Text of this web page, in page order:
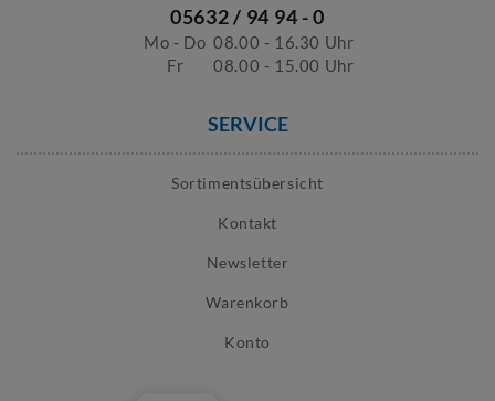
05632 / 94 94 - 0
Mo - Do 08.00 - 16.30 Uhr
Fr
08.00 - 15.00 Uhr
SERVICE
Sortimentsübersicht
Kontakt
Newsletter
Warenkorb
Konto